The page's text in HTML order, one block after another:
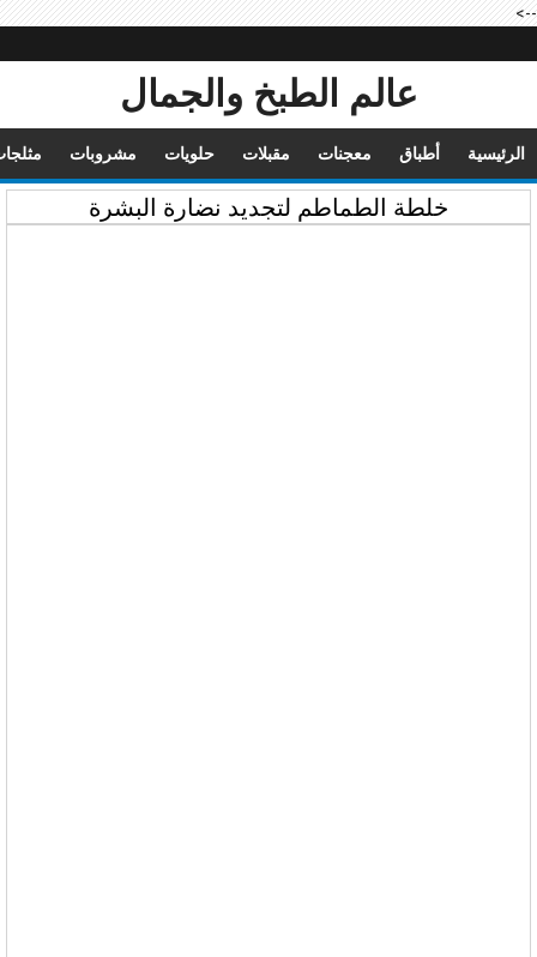
-->
عالم الطبخ والجمال
الرئيسية أطباق معجنات مقبلات حلويات مشروبات
خلطة الطماطم لتجديد نضارة البشرة